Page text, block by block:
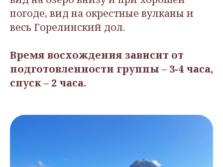
погоде, вид на окрестные вулканы и
весь Горелинский дол.
Время восхождения зависит от
подготовленности группы – 3-4 часа,
спуск – 2 часа.